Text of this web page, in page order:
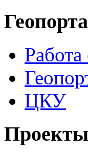
Работа
ЦКУ
Проекты